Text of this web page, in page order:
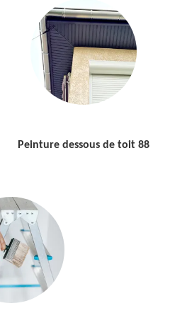
Peinture dessous de toit 88